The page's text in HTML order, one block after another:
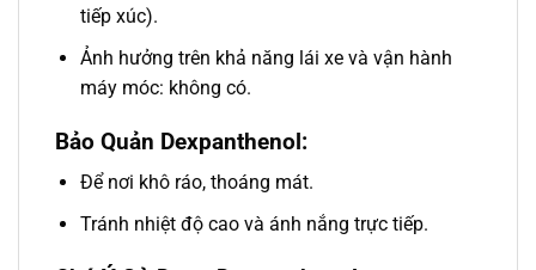
tiếp xúc).
Ảnh hưởng trên khả năng lái xe và vận hành
máy móc: không có.
Bảo Quản Dexpanthenol:
Để nơi khô ráo, thoáng mát.
Tránh nhiệt độ cao và ánh nắng trực tiếp.